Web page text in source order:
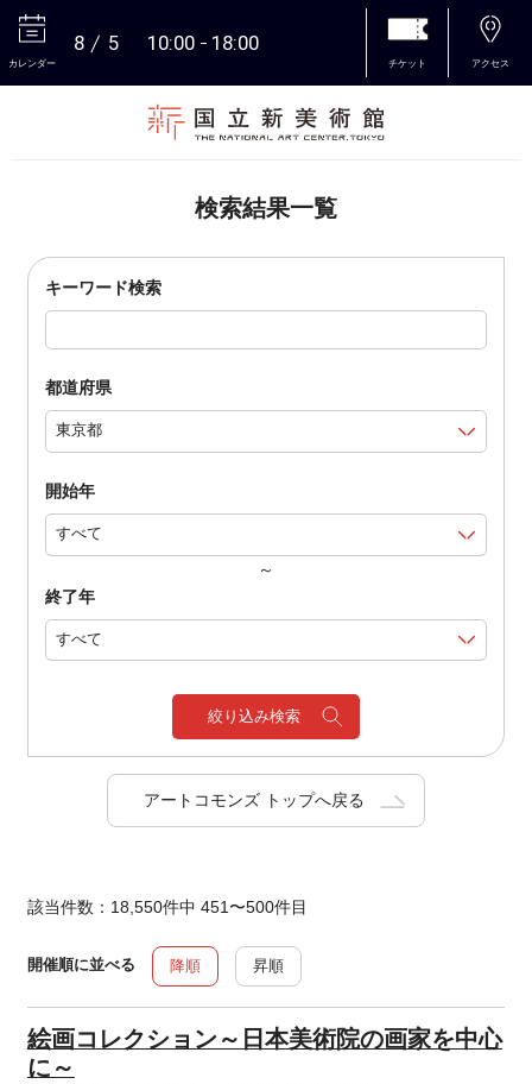
カレンダー
8 5 10:00 18:00
チケット アクセス
検索結果一覧
キーワード検索
都道府県
開始年
～
終了年
絞り込み検索
アートコモンズ トップへ戻る
該当件数：18,550件中 451〜500件目
開催順に並べる 降順 昇順
絵画コレクション～日本美術院の画家を中心
に～